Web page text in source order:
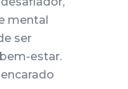
mental
ser
estar.